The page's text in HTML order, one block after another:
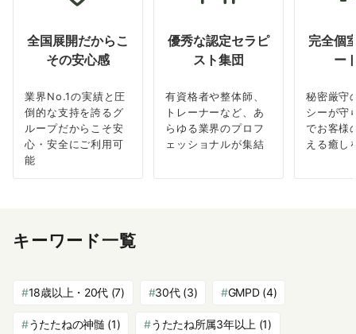
全国展開だからこ
その安心感
業界No.1の実績と圧
倒的な支持を誇るグ
ループだからこそ安
心・安全にご利用可
能
優秀な認定セラピ
スト集団
有資格者や整体師、
トレーナーなど、あ
らゆる業界のプロフ
ェッショナルが集結
完全個
ー
秘密厳守
シーが守
でお客様
える癒し
キーワード一覧
18歳以上・20代 (7) 30代(3) GMPD(4)
うたたねの神髄 (1) うたたね所属3年以上 (1)